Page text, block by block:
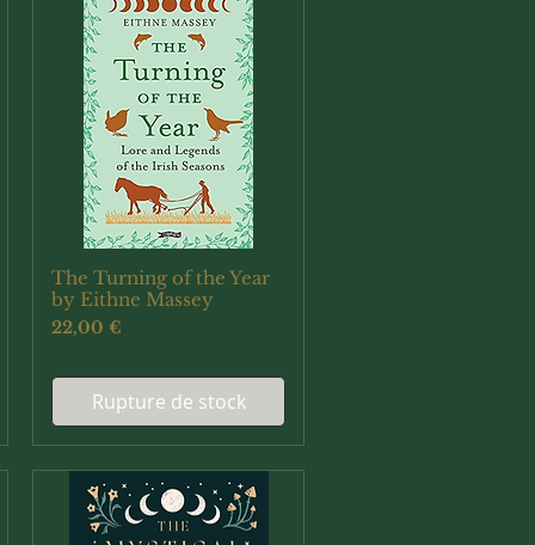
Aperçu rapide
The Turning of the Year
by Eithne Massey
Prix
22,00 €
Rupture de stock